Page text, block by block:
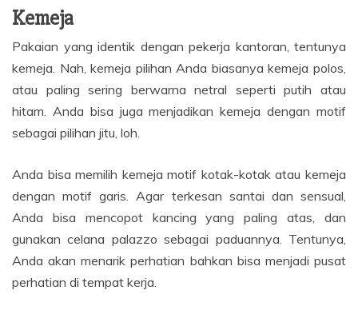
Kemeja
Pakaian yang identik dengan pekerja kantoran, tentunya
kemeja. Nah, kemeja pilihan Anda biasanya kemeja polos,
atau paling sering berwarna netral seperti putih atau
hitam. Anda bisa juga menjadikan kemeja dengan motif
sebagai pilihan jitu, loh.
Anda bisa memilih kemeja motif kotak-kotak atau kemeja
dengan motif garis. Agar terkesan santai dan sensual,
Anda bisa mencopot kancing yang paling atas, dan
gunakan celana palazzo sebagai paduannya. Tentunya,
Anda akan menarik perhatian bahkan bisa menjadi pusat
perhatian di tempat kerja.